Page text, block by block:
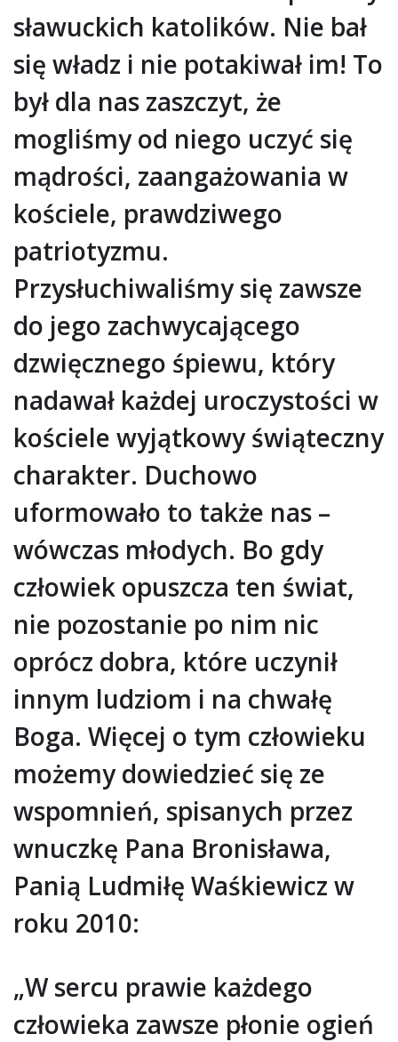
sławuckich katolików. Nie bał
się władz i nie potakiwał im! To
był dla nas zaszczyt, że
mogliśmy od niego uczyć się
mądrości, zaangażowania w
kościele, prawdziwego
patriotyzmu.
Przysłuchiwaliśmy się zawsze
do jego zachwycającego
dzwięcznego śpiewu, który
nadawał każdej uroczystości w
kościele wyjątkowy świąteczny
charakter. Duchowo
uformowało to także nas –
wówczas młodych. Bo gdy
człowiek opuszcza ten świat,
nie pozostanie po nim nic
oprócz dobra, które uczynił
innym ludziom i na chwałę
Boga. Więcej o tym człowieku
możemy dowiedzieć się ze
wspomnień, spisanych przez
wnuczkę Pana Bronisława,
Panią Ludmiłę Waśkiewicz w
roku 2010:
„W sercu prawie każdego
człowieka zawsze płonie ogień